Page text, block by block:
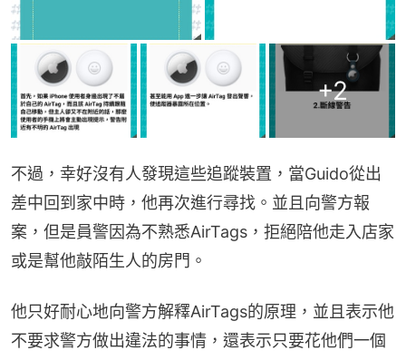
+2
不過，幸好沒有人發現這些追蹤裝置，當Guido從出
差中回到家中時，他再次進行尋找。並且向警方報
案，但是員警因為不熟悉AirTags，拒絕陪他走入店家
或是幫他敲陌生人的房門。
他只好耐心地向警方解釋AirTags的原理，並且表示他
不要求警方做出違法的事情，還表示只要花他們一個